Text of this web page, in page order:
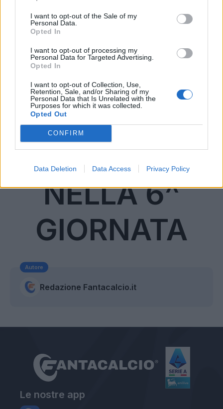
I want to opt-out of the Sale of my
Personal Data.
Opted In
I want to opt-out of processing my
Personal Data for Targeted Advertising.
Opted In
I want to opt-out of Collection, Use,
Retention, Sale, and/or Sharing of my
Personal Data that Is Unrelated with the
Purposes for which it was collected.
Opted Out
CONFIRM
Data Deletion Data Access Privacy Policy
LEGGI
ANCHE: I 5
ATTACCANTI
DA
SCHIERARE
NELLA 6^
GIORNATA
Autore
Redazione Fantacalcio.it
Le nostre app